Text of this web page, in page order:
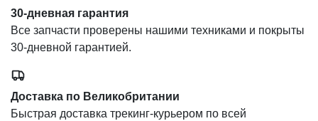
30-дневная гарантия
Все запчасти проверены нашими техниками и покрыты
30-дневной гарантией.
Доставка по Великобритании
Быстрая доставка трекинг-курьером по всей